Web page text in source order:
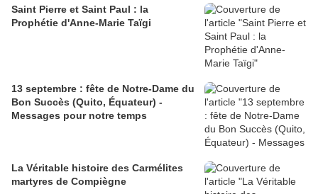
Saint Pierre et Saint Paul : la
Prophétie d'Anne-Marie Taïgi
13 septembre : fête de Notre-Dame du
Bon Succès (Quito, Équateur) -
Messages pour notre temps
La Véritable histoire des Carmélites
martyres de Compiègne